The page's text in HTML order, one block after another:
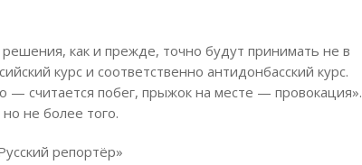
как и прежде, точно будут принимать не в
курс и соответственно антидонбасский курс.
— считается побег, прыжок на месте — провокация».
не более того.
репортёр»